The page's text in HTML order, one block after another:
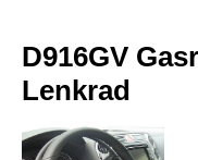
D916GV
Lenkrad